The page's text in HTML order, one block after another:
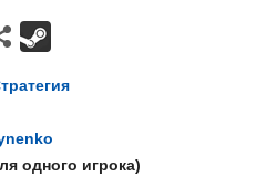
одного игрока)